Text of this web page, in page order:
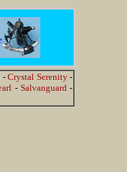
-Crystal Serenity-
- Salvanguard-